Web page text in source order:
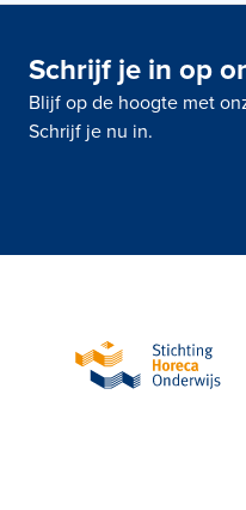
Schrijf je in op
Blijf op de hoogte met
Schrijf je nu in.